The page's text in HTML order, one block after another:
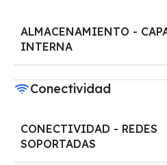
ALMACENAMIENTO -
INTERNA
Conectividad
CONECTIVIDAD - REDES
SOPORTADAS